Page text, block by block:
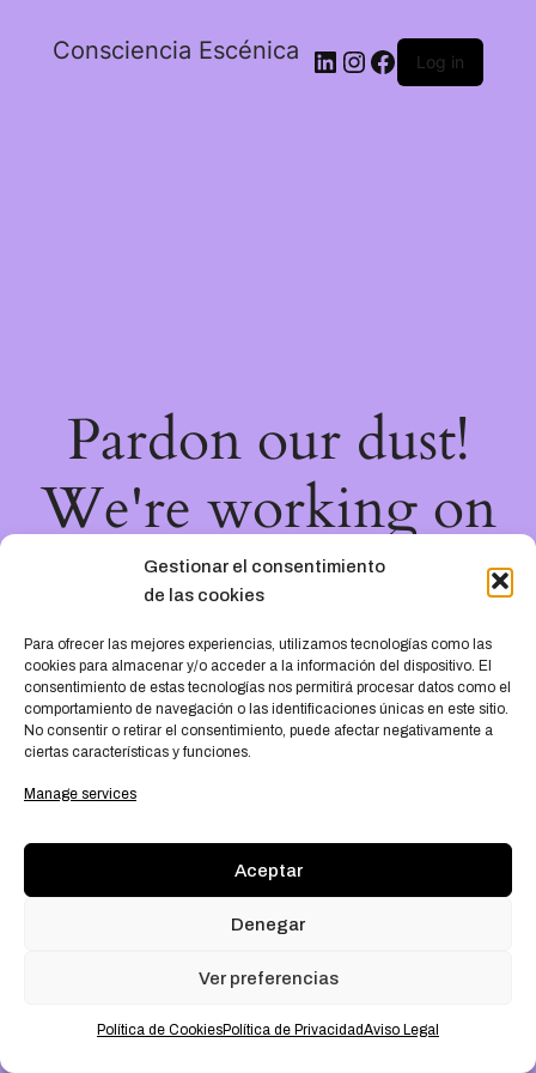
Gestionar el consentimiento
de las cookies
Para ofrecer las mejores experiencias, utilizamos tecnologías como las
cookies para almacenar y/o acceder a la información del dispositivo. El
consentimiento de estas tecnologías nos permitirá procesar datos como el
comportamiento de navegación o las identificaciones únicas en este sitio.
No consentir o retirar el consentimiento, puede afectar negativamente a
ciertas características y funciones.
Manage services
Aceptar
Denegar
Ver preferencias
Política de CookiesPolítica de PrivacidadAviso Legal
Consciencia Escénica Log in
Pardon our dust!
We're working on
something amazing
— check back soon